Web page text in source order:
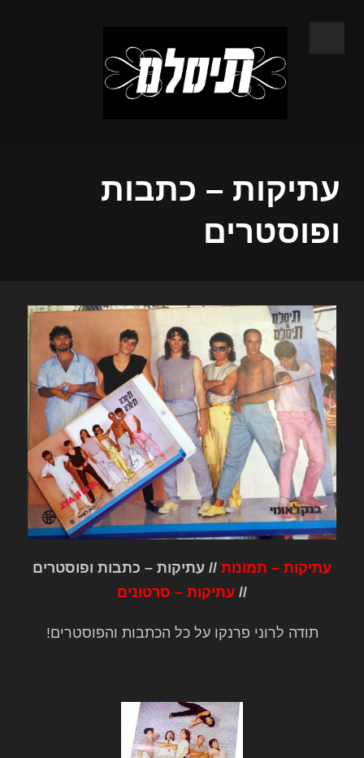
עתיקות – כתבות
ופוסטרים
עתיקות – תמונות // עתיקות – כתבות ופוסטרים
// עתיקות – סרטונים
תודה לרוני פרנקו על כל הכתבות והפוסטרים!